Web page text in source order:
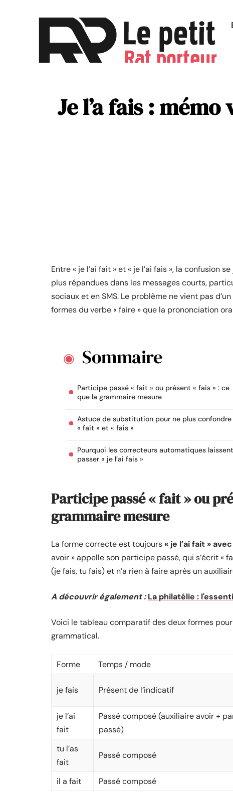
Activités
Parentalité
Je l’a fais :
Entre « je l’ai fait » et « je l’ai fais », la confusion
plus répandues dans les messages courts,
sociaux et en SMS. Le problème ne vient pas
formes du verbe « faire » que la prononciation
Sommaire
Participe passé « fait » ou présent « fais » : ce
que la grammaire mesure
Astuce de substitution pour ne plus confondre
« fait » et « fais »
Pourquoi les correcteurs automatiques laissent
passer « je l’ai fais »
Participe passé « fait » ou
grammaire mesure
La forme correcte est toujours« je l’ai fait »
avoir » appelle son participe passé, qui s’écrit «
(je fais, tu fais) et n’a rien à faire après un
A découvrir également : La philatélie :
Voici le tableau comparatif des deux formes
grammatical.
Forme Temps / mode
je fais Présent de l’indicatif
je l’ai
fait
Passé composé (auxiliaire avoir +
passé)
tu l’as
fait
Passé composé
il a fait Passé composé